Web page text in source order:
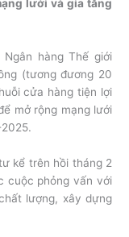
lưới và gia tăng
hàng Thế giới
(tương đương 20
cửa hàng tiện lợi
mở rộng mạng lưới
kể trên hồi tháng 2
cuộc phỏng vấn với
lượng, xây dựng